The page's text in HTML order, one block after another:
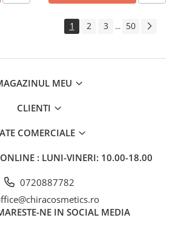
1 2 3 ... 50
MEU
CLIENTI
COMERCIALE
ONLINE : LUNI-VINERI: 10.00-18.00
0720887782
NE IN SOCIAL MEDIA